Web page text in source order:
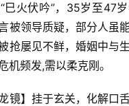
巳火伏吟”，35岁至47
被领导质疑，部分人虽
抢屡见不鲜，婚姻中与
机频发,需以柔克刚。
镜】挂于玄关，化解口